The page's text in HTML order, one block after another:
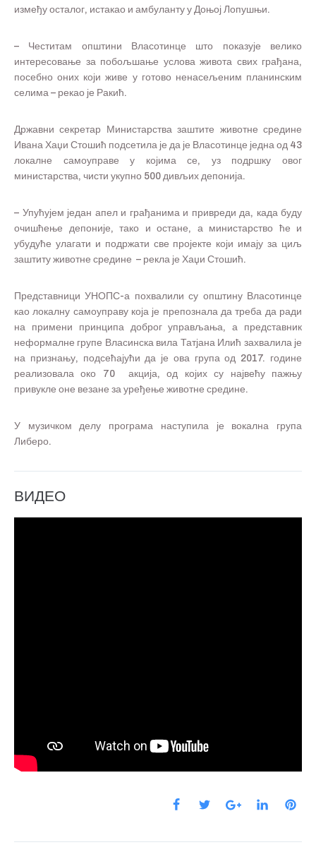
између осталог, истакао и амбуланту у Доњој Лопушњи.
– Честитам општини Власотинце што показује велико
интересовање за побољшање услова живота свих грађана,
посебно оних који живе у готово ненасељеним планинским
селима – рекао је Ракић.
Државни секретар Министарства заштите животне средине
Ивана Хаџи Стошић подсетила је да је Власотинце једна од 43
локалне самоуправе у којима се, уз подршку овог
министарства, чисти укупно 500 дивљих депонија.
– Упућујем један апел и грађанима и привреди да, када буду
очишћење депоније, тако и остане, а министарство ће и
убудуће улагати и подржати све пројекте који имају за циљ
заштиту животне средине – рекла је Хаџи Стошић.
Представници УНОПС-а похвалили су општину Власотинце
као локалну самоуправу која је препознала да треба да ради
на примени принципа доброг управљања, а представник
неформалне групе Власинска вила Татјана Илић захвалила је
на признању, подсећајући да је ова група од 2017. године
реализовала око 70 акција, од којих су највећу пажњу
привукле оне везане за уређење животне средине.
У музичком делу програма наступила је вокална група
Либеро.
ВИДЕО